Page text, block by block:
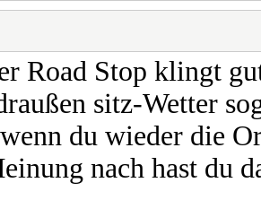
Road Stop klingt
sitz-Wetter
du wieder die
nach hast du